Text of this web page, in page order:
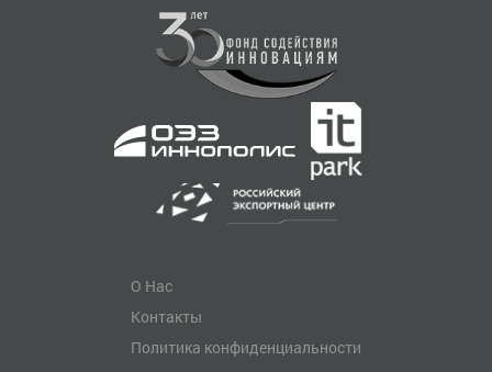
О Нас
Контакты
Политика конфиденциальности